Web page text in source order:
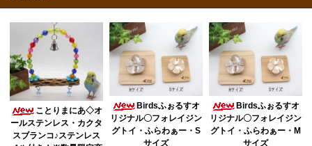
ことりまにあ◇オ
ールステンレス・カクタ
スブランコ♪ステンレス
Birdsふぉるすオ
リジナル〇フォレイジン
グトイ・ふらわぁー・S
サイズ
Birdsふぉるすオ
リジナル〇フォレイジン
グトイ・ふらわぁー・M
サイズ